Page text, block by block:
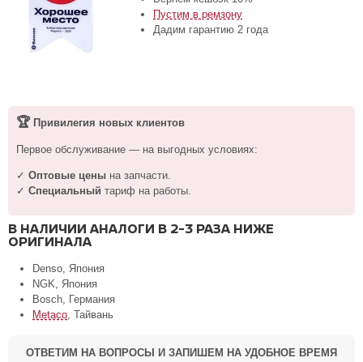
Пустим в ремзону
Дадим гарантию 2 года
🏆Привилегия новых клиентов
Первое обслуживание — на выгодных условиях:
✓ Оптовые цены на запчасти.
✓ Специальный тариф на работы.
В НАЛИЧИИ АНАЛОГИ В 2-3 РАЗА НИЖЕ
ОРИГИНАЛА
Denso, Япония
NGK, Япония
Bosch, Германия
Metaco , Тайвань
ОТВЕТИМ НА ВОПРОСЫ И ЗАПИШЕМ НА УДОБНОЕ ВРЕМЯ